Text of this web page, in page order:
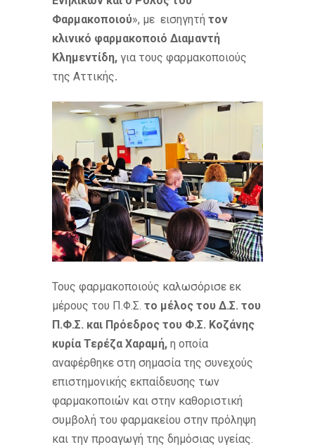
Φαρμακοποιού», με εισηγητή τον
κλινικό φαρμακοποιό Διαμαντή
Κλημεντίδη, για τους φαρμακοποιούς
της Αττικής.
Τους φαρμακοποιούς καλωσόρισε εκ
μέρους του Π.Φ.Σ. το μέλος του Δ.Σ. του
Π.Φ.Σ. και Πρόεδρος του Φ.Σ. Κοζάνης
κυρία Τερέζα Χαραμή, η οποία
αναφέρθηκε στη σημασία της συνεχούς
επιστημονικής εκπαίδευσης των
φαρμακοποιών και στην καθοριστική
συμβολή του φαρμακείου στην πρόληψη
και την προαγωγή της δημόσιας υγείας.